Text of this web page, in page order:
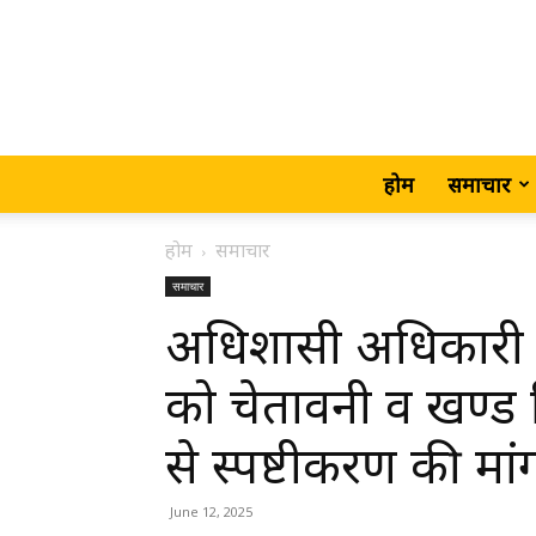
होम समाचार
होम समाचार
समाचार
अधिशासी
को चेतावनी व खण्ड
से स्पष्टीकरण की
June 12, 2025